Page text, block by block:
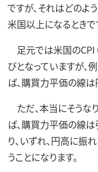
ですが、それはどのよ
米国以上になるときで
足元では米国のCPI
びとなっていますが、
ば、購買力平価の線は
ただ、本当にそうな
ば、購買力平価の線
り、いずれ、円高に振
うことになります。